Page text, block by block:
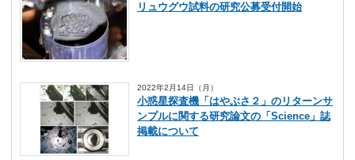
リュウグウ試料の研究公募受付開始
2022年2月14日（月）
小惑星探査機「はやぶさ２」のリターンサ
ンプルに関する研究論文の「Science」誌
掲載について